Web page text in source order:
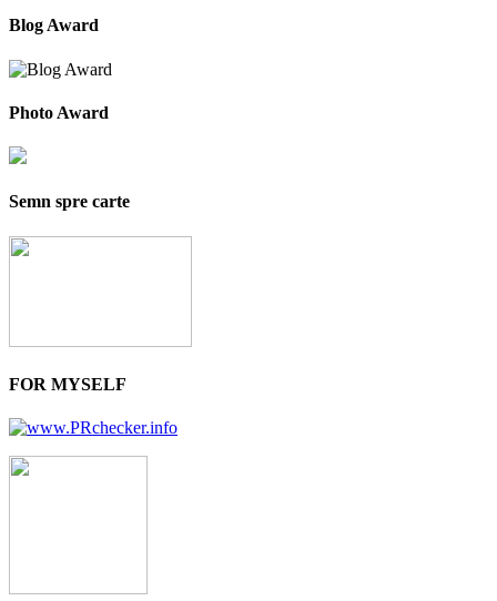
Blog Award
Photo Award
Semn spre carte
FOR MYSELF